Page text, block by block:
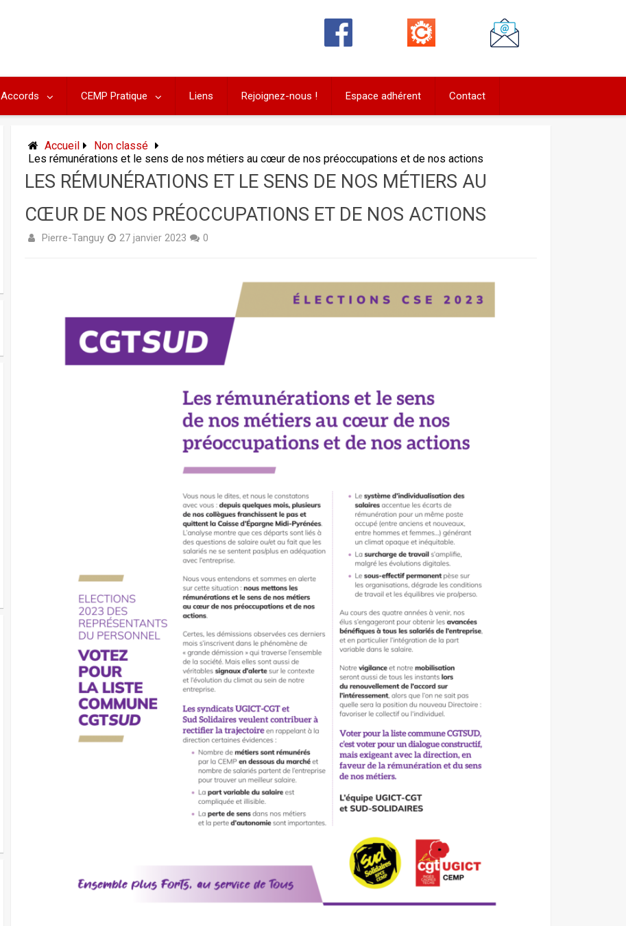
Accords CEMP Pratique Liens Rejoignez-nous ! Espace adhérent Contact
Accueil
Non classé
Les rémunérations et le sens de nos métiers au cœur de nos préoccupations et de nos actions
LES RÉMUNÉRATIONS ET LE SENS DE NOS MÉTIERS AU
CŒUR DE NOS PRÉOCCUPATIONS ET DE NOS ACTIONS
Pierre-Tanguy 27 janvier 2023 0